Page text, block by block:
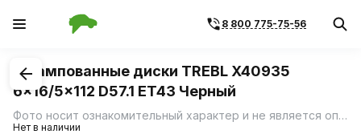
8 800 775-75-56
1/1
Штампованные диски TREBL X40935
6x16/5x112 D57.1 ET43 Черный
Фото носит ознакомительный характер и не является определяющим фактором.
Нет в наличии